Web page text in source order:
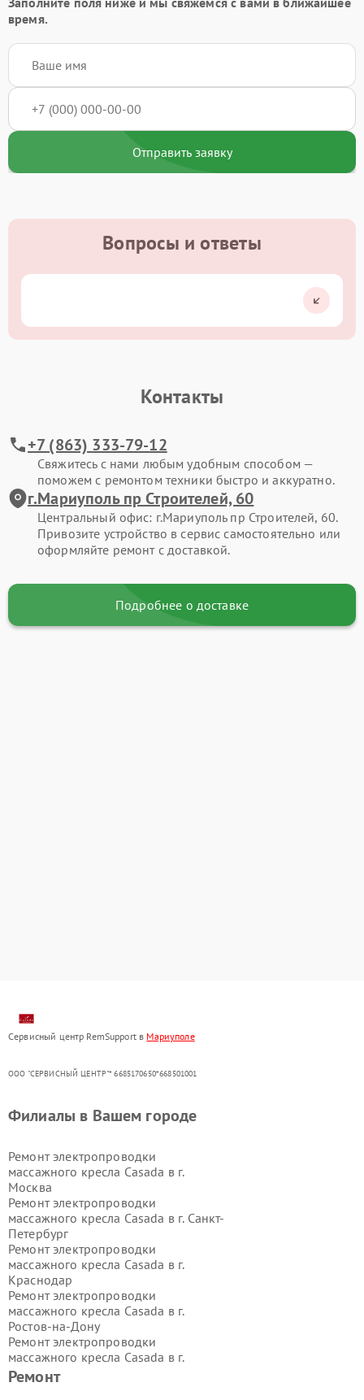
время.
Отправить заявку
Вопросы и ответы
Контакты
+7 (863) 333-79-12
Свяжитесь с нами любым удобным способом —
поможем с ремонтом техники быстро и аккуратно.
г.Мариуполь пр Строителей, 60
Центральный офис: г.Мариуполь пр Строителей, 60.
Привозите устройство в сервис самостоятельно или
оформляйте ремонт с доставкой.
Подробнее о доставке
Сервисный центр RemSupport в Мариуполе
ООО "СЕРВИСНЫЙ ЦЕНТР"* 6685170650*668501001
Ремонт
Филиалы в Вашем городе
Ремонт электропроводки
массажного кресла Casada в г.
Москва
Ремонт электропроводки
массажного кресла Casada в г. Санкт-
Петербург
Ремонт электропроводки
массажного кресла Casada в г.
Краснодар
Ремонт электропроводки
массажного кресла Casada в г.
Ростов-на-Дону
Ремонт электропроводки
массажного кресла Casada в г.
Нижний Новгород